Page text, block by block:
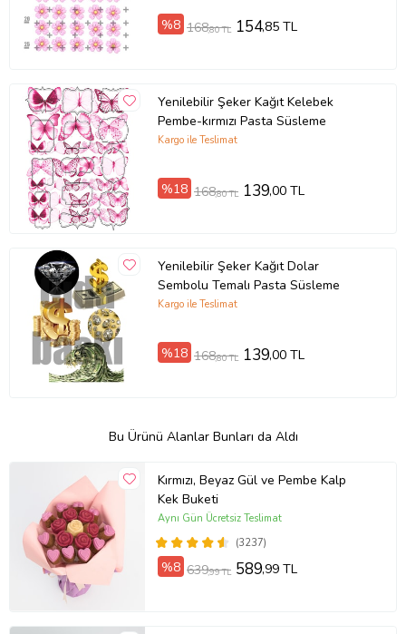
%8 168,80 TL 154,85 TL
Yenilebilir Şeker Kağıt Kelebek
Pembe-kırmızı Pasta Süsleme
Kargo ile Teslimat
%18 168,80 TL 139,00 TL
Yenilebilir Şeker Kağıt Dolar
Sembolu Temalı Pasta Süsleme
Kargo ile Teslimat
%18 168,80 TL 139,00 TL
Bu Ürünü Alanlar Bunları da Aldı
Kırmızı, Beyaz Gül ve Pembe Kalp
Kek Buketi
(3237)
Aynı Gün Ücretsiz Teslimat
%8 639,99 TL 589,99 TL